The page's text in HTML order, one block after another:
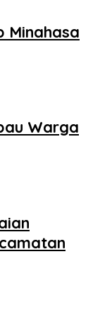
Minahasa
Warga